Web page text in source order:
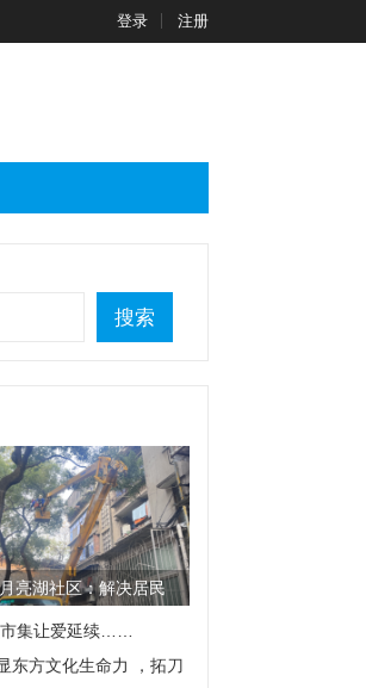
登录 注册
搜索
亮湖社区：解决居民
活环境
集让爱延续……
东方文化生命力 ，拓刀